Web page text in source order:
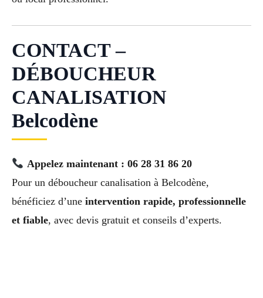
CONTACT –
DÉBOUCHEUR
CANALISATION
Belcodène
Appelez maintenant : 06 28 31 86 20
Pour un déboucheur canalisation à Belcodène,
bénéficiez d’une intervention rapide, professionnelle
et fiable, avec devis gratuit et conseils d’experts.